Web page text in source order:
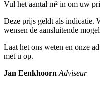
Vul het aantal m² in om uw
Deze prijs geldt als indicatie.
wensen de aansluitende
Laat het ons weten en onze
met u op.
Jan Eenkhoorn Adviseur